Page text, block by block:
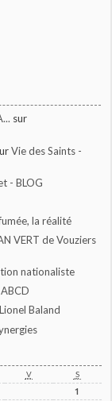
sur
Vie des Saints -
- BLOG
la réalité
VERT de Vouziers
nationaliste
Lionel Baland
V S
1